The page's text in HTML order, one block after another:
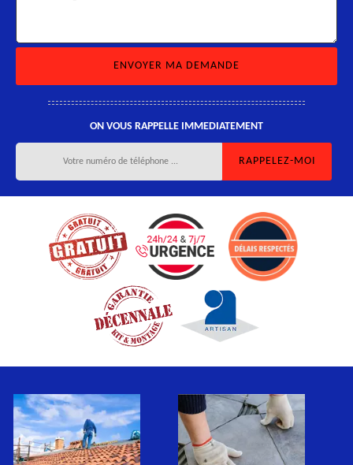
ON VOUS RAPPELLE IMMEDIATEMENT